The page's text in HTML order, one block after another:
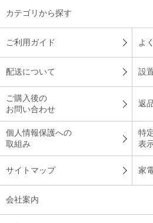
持ち良く寝れます。真夏では、活躍
暑がりの次男もぐっ
暑がりで大汗っかき次男は、今まで
くまでに暑がってゴロゴロ冷たい場
事なくグッスリ眠れていました！
カテゴリから探す
ご利用ガイド よ
配送について 設
ご購入後の
お問い合わせ
返
個人情報保護への
取組み
特
表
サイトマップ 家
会社案内